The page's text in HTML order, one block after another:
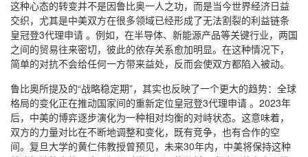
这种心态的转变并不是因鲁比奥一人之功，而是当今世界经济日益
交织，尤其是中美双方在很多领域已经形成了无法割裂的利益链条
皇冠登3代理申请 。例如，在半导体、新能源产品等关键行业，两国
之间的贸易往来密切，彼此的依存关系愈加明显。在这种情况下，
简单的对抗不会给任何一方带来益处，反而会使双方都陷入被动。
鲁比奥所提及的“战略稳定期”，其实也反映了一个更大的趋势：全球
格局的变化正在推动国家间的重新定位皇冠登3代理申请 。2023年
后，中美的博弈逐步演化为一种相对均衡的对峙状态。这意味着，
双方的力量对比在不断地调整和变化，既有竞争，也有合作的空
间。复旦大学的黄仁伟教授曾预见，未来30年内，中美将保持这种